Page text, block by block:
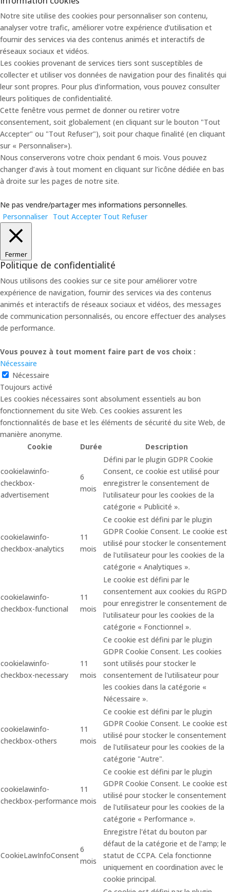
Notre site utilise des cookies pour personnaliser son contenu,
analyser votre trafic, améliorer votre expérience d’utilisation et
fournir des services via des contenus animés et interactifs de
réseaux sociaux et vidéos.
Les cookies provenant de services tiers sont susceptibles de
collecter et utiliser vos données de navigation pour des finalités qui
leur sont propres. Pour plus d’information, vous pouvez consulter
leurs politiques de confidentialité.
Cette fenêtre vous permet de donner ou retirer votre
consentement, soit globalement (en cliquant sur le bouton "Tout
Accepter" ou "Tout Refuser"), soit pour chaque finalité (en cliquant
sur « Personnaliser»).
Nous conserverons votre choix pendant 6 mois. Vous pouvez
changer d’avis à tout moment en cliquant sur l’icône dédiée en bas
à droite sur les pages de notre site.
Ne pas vendre/partager mes informations personnelles.
Personnaliser Tout Accepter Tout Refuser
Fermer
Politique de confidentialité
Nous utilisons des cookies sur ce site pour améliorer votre
expérience de navigation, fournir des services via des contenus
animés et interactifs de réseaux sociaux et vidéos, des messages
de communication personnalisés, ou encore effectuer des analyses
de performance.
Vous pouvez à tout moment faire part de vos choix :
Nécessaire
Nécessaire
Toujours activé
Les cookies nécessaires sont absolument essentiels au bon
fonctionnement du site Web. Ces cookies assurent les
fonctionnalités de base et les éléments de sécurité du site Web, de
manière anonyme.
Cookie
Durée Description
cookielawinfo-
checkbox-
advertisement
6
mois
Défini par le plugin GDPR Cookie
Consent, ce cookie est utilisé pour
enregistrer le consentement de
l'utilisateur pour les cookies de la
catégorie « Publicité ».
cookielawinfo-
checkbox-analytics
11
mois
Ce cookie est défini par le plugin
GDPR Cookie Consent. Le cookie est
utilisé pour stocker le consentement
de l'utilisateur pour les cookies de la
catégorie « Analytiques ».
cookielawinfo-
checkbox-functional
11
mois
Le cookie est défini par le
consentement aux cookies du RGPD
pour enregistrer le consentement de
l'utilisateur pour les cookies de la
catégorie « Fonctionnel ».
cookielawinfo-
checkbox-necessary
11
mois
Ce cookie est défini par le plugin
GDPR Cookie Consent. Les cookies
sont utilisés pour stocker le
consentement de l'utilisateur pour
les cookies dans la catégorie «
Nécessaire ».
cookielawinfo-
checkbox-others
11
mois
Ce cookie est défini par le plugin
GDPR Cookie Consent. Le cookie est
utilisé pour stocker le consentement
de l'utilisateur pour les cookies de la
catégorie "Autre".
cookielawinfo-
checkbox-performance
11
mois
Ce cookie est défini par le plugin
GDPR Cookie Consent. Le cookie est
utilisé pour stocker le consentement
de l'utilisateur pour les cookies de la
catégorie « Performance ».
CookieLawInfoConsent
6
mois
Enregistre l'état du bouton par
défaut de la catégorie et de l'amp; le
statut de CCPA. Cela fonctionne
uniquement en coordination avec le
cookie principal.